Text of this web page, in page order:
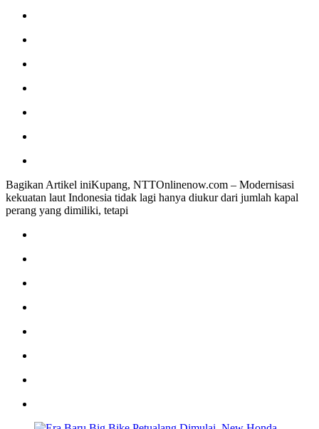
Bagikan Artikel iniKupang, NTTOnlinenow.com – Modernisasi
kekuatan laut Indonesia tidak lagi hanya diukur dari jumlah kapal
perang yang dimiliki, tetapi